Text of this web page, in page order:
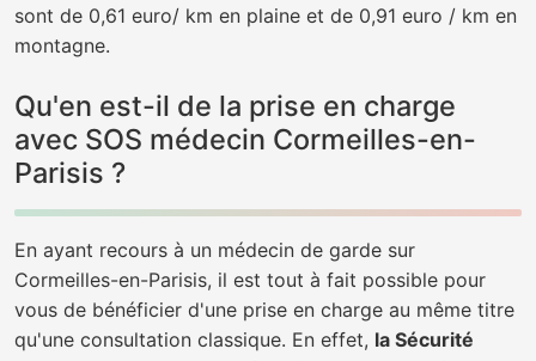
sont de 0,61 euro/ km en plaine et de 0,91 euro / km en
montagne.
Qu'en est-il de la prise en charge
avec SOS médecin Cormeilles-en-
Parisis ?
En ayant recours à un médecin de garde sur
Cormeilles-en-Parisis, il est tout à fait possible pour
vous de bénéficier d'une prise en charge au même titre
qu'une consultation classique. En effet, la Sécurité